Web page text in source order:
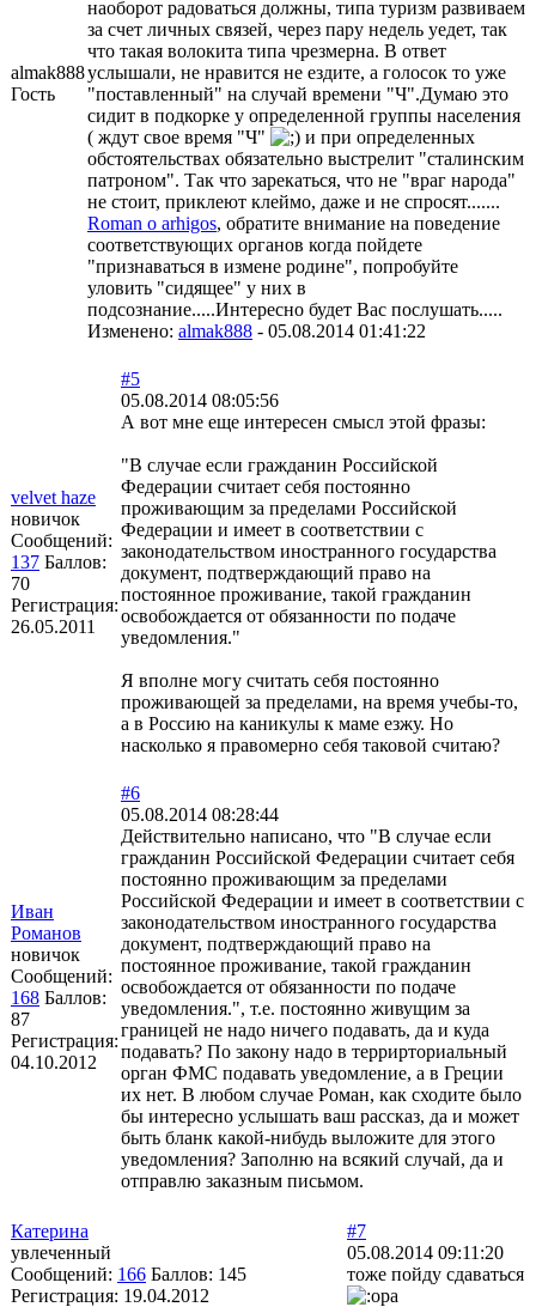
almak888
Гость
наоборот радоваться должны, типа туризм развиваем
за счет личных связей, через пару недель уедет, так
что такая волокита типа чрезмерна. В ответ
услышали, не нравится не ездите, а голосок то уже
"поставленный" на случай времени "Ч".Думаю это
сидит в подкорке у определенной группы населения
( ждут свое время "Ч"
и при определенных
обстоятельствах обязательно выстрелит "сталинским
патроном". Так что зарекаться, что не "враг народа"
не стоит, приклеют клеймо, даже и не спросят.......
Roman o arhigos, обратите внимание на поведение
соответствующих органов когда пойдете
"признаваться в измене родине", попробуйте
уловить "сидящее" у них в
подсознание.....Интересно будет Вас послушать.....
Изменено: almak888 - 05.08.2014 01:41:22
velvet haze
новичок
Сообщений:
137 Баллов:
70
Регистрация:
26.05.2011
#5
05.08.2014 08:05:56
А вот мне еще интересен смысл этой фразы:
"В случае если гражданин Российской
Федерации считает себя постоянно
проживающим за пределами Российской
Федерации и имеет в соответствии с
законодательством иностранного государства
документ, подтверждающий право на
постоянное проживание, такой гражданин
освобождается от обязанности по подаче
уведомления."
Я вполне могу считать себя постоянно
проживающей за пределами, на время учебы-то,
а в Россию на каникулы к маме езжу. Но
насколько я правомерно себя таковой считаю?
Иван
Романов
новичок
Сообщений:
168 Баллов:
87
Регистрация:
04.10.2012
#6
05.08.2014 08:28:44
Действительно написано, что "В случае если
гражданин Российской Федерации считает себя
постоянно проживающим за пределами
Российской Федерации и имеет в соответствии с
законодательством иностранного государства
документ, подтверждающий право на
постоянное проживание, такой гражданин
освобождается от обязанности по подаче
уведомления.", т.е. постоянно живущим за
границей не надо ничего подавать, да и куда
подавать? По закону надо в террирториальный
орган ФМС подавать уведомление, а в Греции
их нет. В любом случае Роман, как сходите было
бы интересно услышать ваш рассказ, да и может
быть бланк какой-нибудь выложите для этого
уведомления? Заполню на всякий случай, да и
отправлю заказным письмом.
Катерина
увлеченный
Сообщений: 166 Баллов: 145
Регистрация: 19.04.2012
#7
05.08.2014 09:11:20
тоже пойду сдаваться